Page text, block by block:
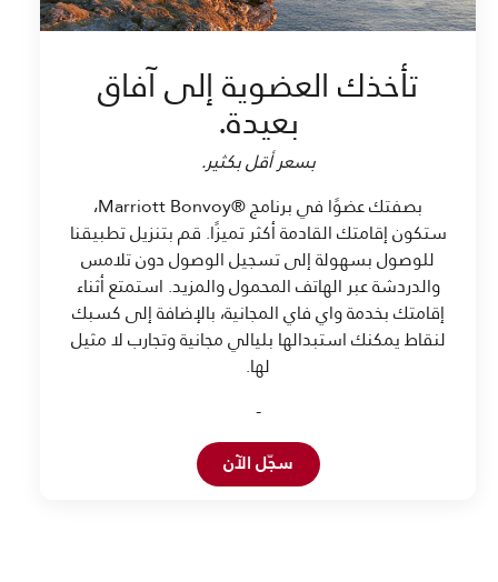
تأخذك العضوية إلى آفاق
بعيدة.
بسعر أقل بكثير.
بصفتك عضوًا في برنامج ®Marriott Bonvoy،
ستكون إقامتك القادمة أكثر تميزًا. قم بتنزيل تطبيقنا
للوصول بسهولة إلى تسجيل الوصول دون تلامس
والدردشة عبر الهاتف المحمول والمزيد. استمتع أثناء
إقامتك بخدمة واي فاي المجانية، بالإضافة إلى كسبك
لنقاط يمكنك استبدالها بليالي مجانية وتجارب لا مثيل
لها.
-
سجّل الآنOpen in New Tab